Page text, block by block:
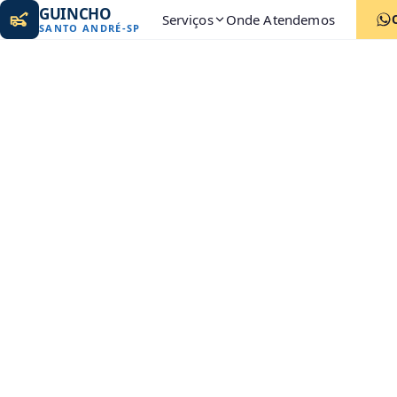
GUINCHO
SANTO ANDRÉ-SP Serviços Onde Atendemos